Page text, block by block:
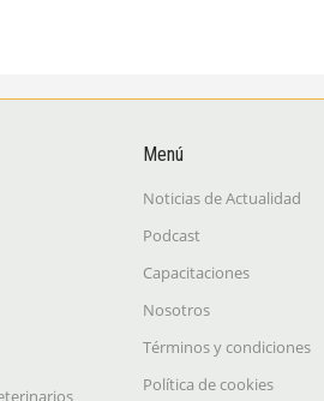
Menú
Noticias de Actualidad
Podcast
Capacitaciones
Nosotros
Términos y condiciones
Política de cookies